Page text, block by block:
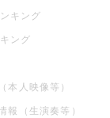
キング
ング
本人映像等）
報（生演奏等）